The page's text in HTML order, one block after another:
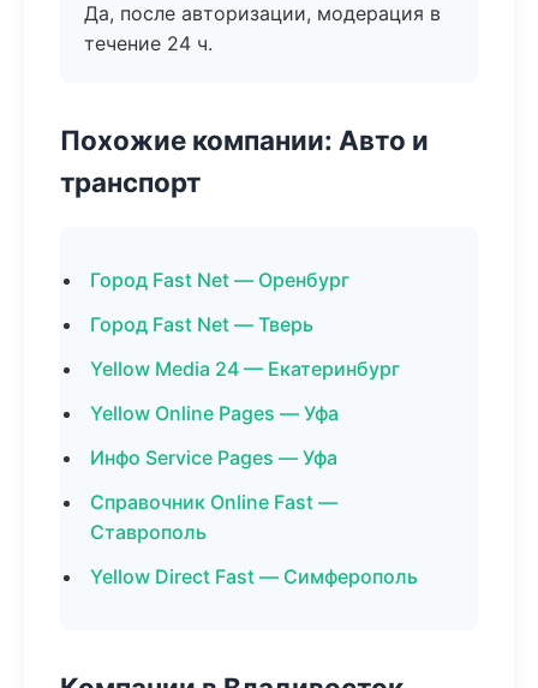
Да, после авторизации, модерация в
течение 24 ч.
Похожие компании: Авто и
транспорт
Город Fast Net — Оренбург
Город Fast Net — Тверь
Yellow Media 24 — Екатеринбург
Yellow Online Pages — Уфа
Инфо Service Pages — Уфа
Справочник Online Fast —
Ставрополь
Yellow Direct Fast — Симферополь